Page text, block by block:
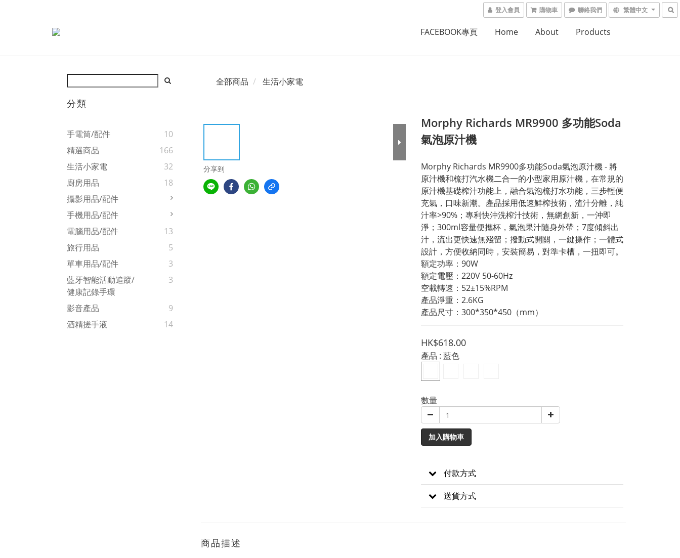
登入會員 購物車 聯絡我們 繁體中文
FACEBOOK專頁 Home About Products
分類
手電筒/配件
10
精選商品
166
生活小家電
32
廚房用品
18
攝影用品/配件
手機用品/配件
電腦用品/配件
13
旅行用品
5
單車用品/配件
3
藍牙智能活動追蹤/
健康記錄手環
3
影音產品
9
酒精搓手液
14
全部商品 生活小家電
分享到
Morphy Richards MR9900 多功能Soda
氣泡原汁機
Morphy Richards MR9900多功能Soda氣泡原汁機 - 將
原汁機和梳打汽水機二合一的小型家用原汁機，在常規的
原汁機基礎榨汁功能上，融合氣泡梳打水功能，三步輕便
充氣，口味新潮。產品採用低速鮮榨技術，渣汁分離，純
汁率>90%；專利快沖洗榨汁技術，無網創新，一沖即
淨；300ml容量便攜杯，氣泡果汁隨身外帶；7度傾斜出
汁，流出更快速無殘留；撥動式開關，一鍵操作；一體式
設計，方便收納同時，安裝簡易，對準卡槽，一扭即可。
額定功率：90W
額定電壓：220V 50-60Hz
空載轉速：52±15%RPM
產品淨重：2.6KG
產品尺寸：300*350*450（mm）
HK$618.00
產品 : 藍色
數量
加入購物車
付款方式
送貨方式
商品描述